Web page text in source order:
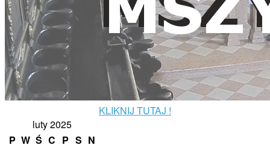
KLIKNIJ TUTAJ !
luty 2025
P W Ś C P S N